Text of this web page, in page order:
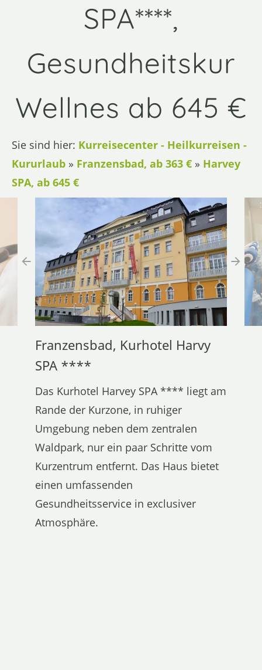
SPA****,
Gesundheitskur
Wellnes ab 645 €
Sie sind hier: Kurreisecenter - Heilkurreisen -
Kururlaub » Franzensbad, ab 363 € » Harvey
SPA, ab 645 €
Franzensbad, Kurhotel Harvy
SPA ****
Das Kurhotel Harvey SPA **** liegt am
Rande der Kurzone, in ruhiger
Umgebung neben dem zentralen
Waldpark, nur ein paar Schritte vom
Kurzentrum entfernt. Das Haus bietet
einen umfassenden
Gesundheitsservice in exclusiver
Atmosphäre.